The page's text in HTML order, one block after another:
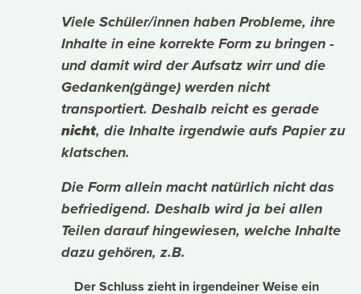
Viele Schüler/innen haben Probleme, ihre
Inhalte in eine korrekte Form zu bringen -
und damit wird der Aufsatz wirr und die
Gedanken(gänge) werden nicht
transportiert. Deshalb reicht es gerade
nicht, die Inhalte irgendwie aufs Papier zu
klatschen.
Die Form allein macht natürlich nicht das
befriedigend. Deshalb wird ja bei allen
Teilen darauf hingewiesen, welche Inhalte
dazu gehören, z.B.
Der Schluss zieht in irgendeiner Weise ein